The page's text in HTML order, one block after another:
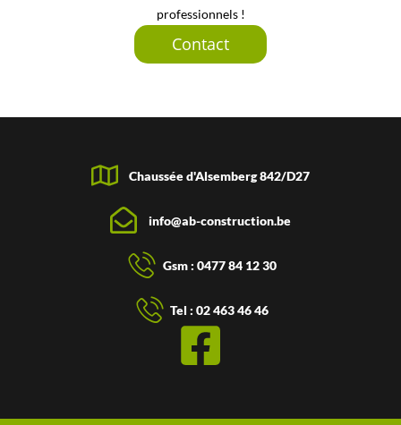
professionnels !
Contact
Chaussée d'Alsemberg 842/D27
info@ab-construction.be
Gsm : 0477 84 12 30
Tel : 02 463 46 46